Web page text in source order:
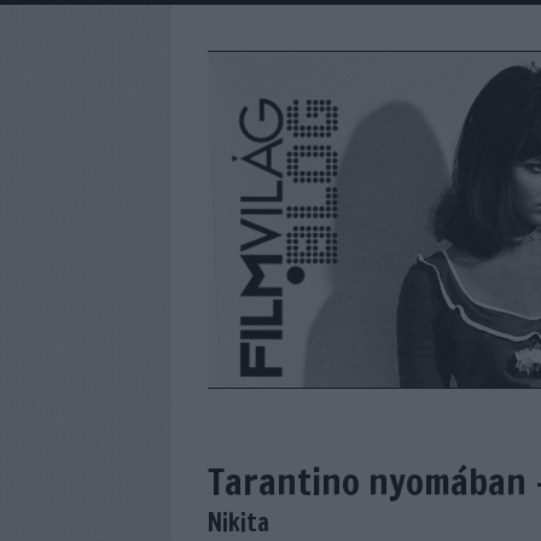
Tarantino nyomában
Nikita